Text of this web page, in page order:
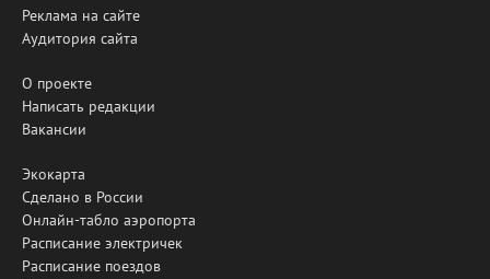
Реклама на сайте
Аудитория сайта
О проекте
Написать редакции
Вакансии
Экокарта
Сделано в России
Онлайн-табло аэропорта
Расписание электричек
Расписание поездов